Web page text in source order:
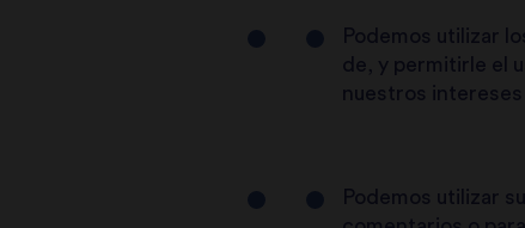
Podemos utilizar
de, y permitirle el
nuestros
Podemos utilizar